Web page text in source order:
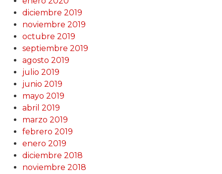
diciembre 2019
noviembre 2019
octubre 2019
septiembre 2019
agosto 2019
julio 2019
junio 2019
mayo 2019
abril 2019
marzo 2019
febrero 2019
enero 2019
diciembre 2018
noviembre 2018